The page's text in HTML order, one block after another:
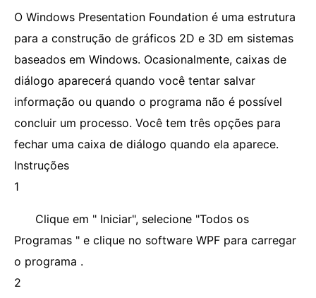
O Windows Presentation Foundation é uma estrutura
para a construção de gráficos 2D e 3D em sistemas
baseados em Windows. Ocasionalmente, caixas de
diálogo aparecerá quando você tentar salvar
informação ou quando o programa não é possível
concluir um processo. Você tem três opções para
fechar uma caixa de diálogo quando ela aparece.
Instruções
1
Clique em " Iniciar", selecione "Todos os
Programas " e clique no software WPF para carregar
o programa .
2